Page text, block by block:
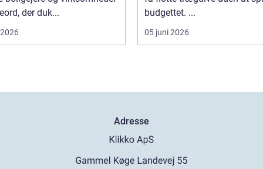
der duk...
budgettet. ...
05 juni 2026
Adresse